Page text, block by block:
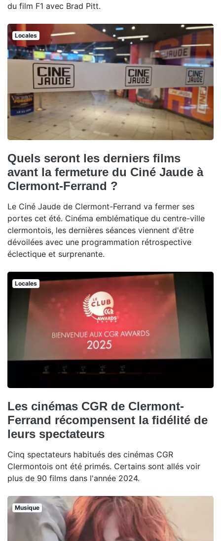
du film F1 avec Brad Pitt.
Locales
Quels seront les derniers films
avant la fermeture du Ciné Jaude à
Clermont-Ferrand ?
Le Ciné Jaude de Clermont-Ferrand va fermer ses
portes cet été. Cinéma emblématique du centre-ville
clermontois, les dernières séances viennent d'être
dévoilées avec une programmation rétrospective
éclectique et surprenante.
Locales
Les cinémas CGR de Clermont-
Ferrand récompensent la fidélité de
leurs spectateurs
Cinq spectateurs habitués des cinémas CGR
Clermontois ont été primés. Certains sont allés voir
plus de 90 films dans l'année 2024.
Musique